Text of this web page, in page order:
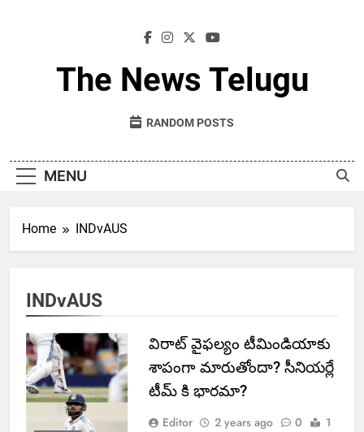
The News Telugu
RANDOM POSTS
MENU
Home INDvAUS
INDvAUS
విరాట్ వైఫల్యం టీమిండియాకు
శాపంగా మారుతోందా? సీనియర్లే
టీమ్ కి భారమా?
Editor 2 years ago 0
1